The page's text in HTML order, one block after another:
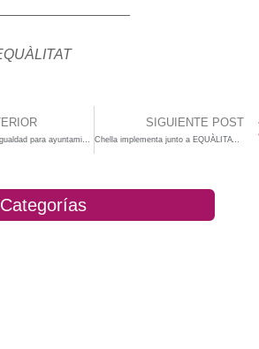
Subvenciones igualdad para ayuntamientos-GVA 2023
SIGUIENTE POST
Chella implementa junto a EQUÀLITAT su I Plan Municipal de Igualdad
Categorías